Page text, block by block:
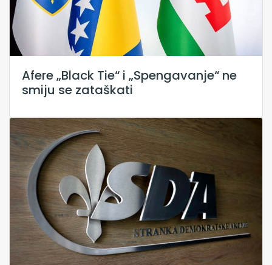
Afere „Black Tie“ i „Spengavanje“ ne
smiju se zataškati